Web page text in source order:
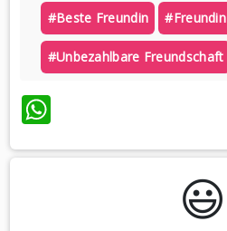
#beste Freundin #freundin
#unbezahlbare Freundschaft
WhatsApp
😃️